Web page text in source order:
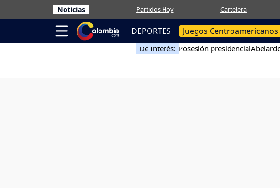
Noticias Partidos Hoy Cartelera
DEPORTES Juegos
De Interés: Posesión presidencial